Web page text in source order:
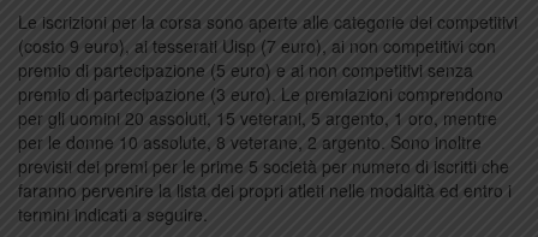
Le iscrizioni per la corsa sono aperte alle categorie dei competitivi
(costo 9 euro), ai tesserati Uisp (7 euro), ai non competitivi con
premio di partecipazione (5 euro) e ai non competitivi senza
premio di partecipazione (3 euro). Le premiazioni comprendono
per gli uomini 20 assoluti, 15 veterani, 5 argento, 1 oro, mentre
per le donne 10 assolute, 8 veterane, 2 argento. Sono inoltre
previsti dei premi per le prime 5 società per numero di iscritti che
faranno pervenire la lista dei propri atleti nelle modalità ed entro i
termini indicati a seguire.